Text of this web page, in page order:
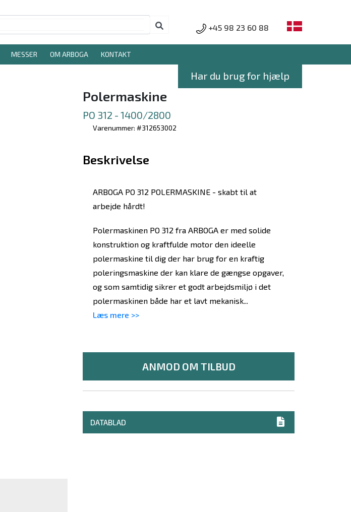
+45 98 23 60 88
MESSER OM ARBOGA KONTAKT
Har du brug for hjælp
Polermaskine
PO 312 - 1400/2800
Varenummer: #312653002
Beskrivelse
ARBOGA PO 312 POLERMASKINE - skabt til at
arbejde hårdt!
Polermaskinen PO 312 fra ARBOGA er med solide
konstruktion og kraftfulde motor den ideelle
polermaskine til dig der har brug for en kraftig
poleringsmaskine der kan klare de gængse opgaver,
og som samtidig sikrer et godt arbejdsmiljø i det
polermaskinen både har et lavt mekanisk...
Læs mere >>
ANMOD OM TILBUD
DATABLAD